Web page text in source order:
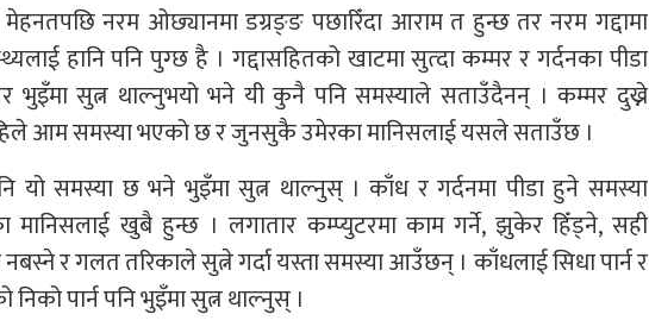
मेहनतपछि नरम ओछ्यानमा डग्रङ्ङ पछारिँदा आराम त हुन्छ तर नरम गद्दामा
हानि पनि पुग्छ है । गद्दासहितको खाटमा सुत्दा कम्मर र गर्दनका पीडा
भुइँमा सुत्न थाल्नुभयो भने यी कुनै पनि समस्याले सताउँदैनन् । कम्मर दुख्ने
आम समस्या भएको छ र जुनसुकै उमेरका मानिसलाई यसले सताउँछ ।
यो समस्या छ भने भुइँमा सुत्न थाल्नुस् । काँध र गर्दनमा पीडा हुने समस्या
खुबै हुन्छ । लगातार कम्प्युटरमा काम गर्ने, झुकेर हिँड्ने, सही
र गलत तरिकाले सुत्ने गर्दा यस्ता समस्या आउँछन् । काँधलाई सिधा पार्न र
पार्न पनि भुइँमा सुत्न थाल्नुस् ।